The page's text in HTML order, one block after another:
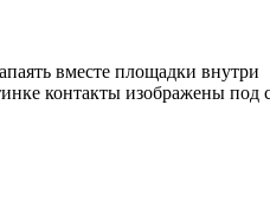
вместе площадки внутри
контакты изображены под